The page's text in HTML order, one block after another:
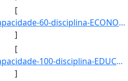
[
7: ano-2019-periodo-1-capacidade-60-disciplina-ECONOMIA_POLITICA-campus-CAMPUS_BACABAL-nivel-G-dt_inici]
]
[
8: ano-2019-periodo-1-capacidade-100-disciplina-EDUCACAO_EM_DIREITOS_HUMANOS_E_ETICA-campus-CAMPUS_BACA]
]